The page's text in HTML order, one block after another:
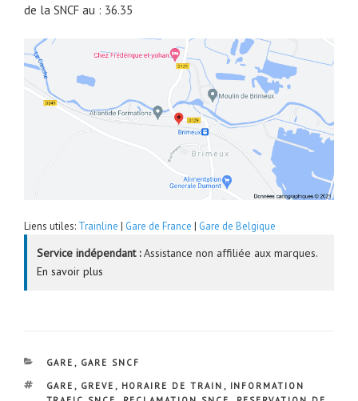
de la SNCF au : 36.35
Liens utiles: Trainline | Gare de France | Gare de Belgique
Service indépendant :Assistance non affiliée aux marques.
En savoir plus
CATÉGORIES
GARE , GARE SNCF
ÉTIQUETTES
GARE , GREVE , HORAIRE DE TRAIN , INFORMATION